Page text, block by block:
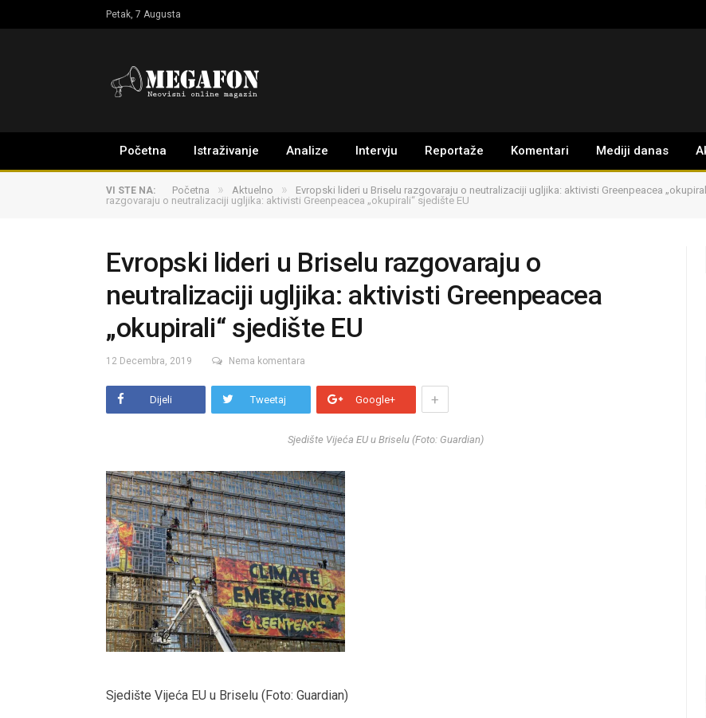
Petak, 7 Augusta
Početna Istraživanje Analize Intervju Reportaže Komentari Mediji danas
VI STE NA: Početna » Aktuelno » Evropski lideri u Briselu razgovaraju o neutralizaciji ugljika: aktivisti Greenpeacea
razgovaraju o neutralizaciji ugljika: aktivisti Greenpeacea „okupirali“ sjedište EU
Evropski lideri u Briselu razgovaraju o
neutralizaciji ugljika: aktivisti Greenpeacea
„okupirali“ sjedište EU
12 Decembra, 2019 Nema komentara
Dijeli Tweetaj Google+ +
Sjedište Vijeća EU u Briselu (Foto: Guardian)
Sjedište Vijeća EU u Briselu (Foto: Guardian)